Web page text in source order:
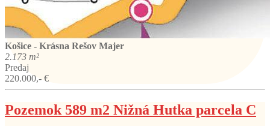
Košice - Krásna Rešov Majer
2.173 m²
Predaj
220.000,- €
Pozemok 589 m2 Nižná Hutka parcela C